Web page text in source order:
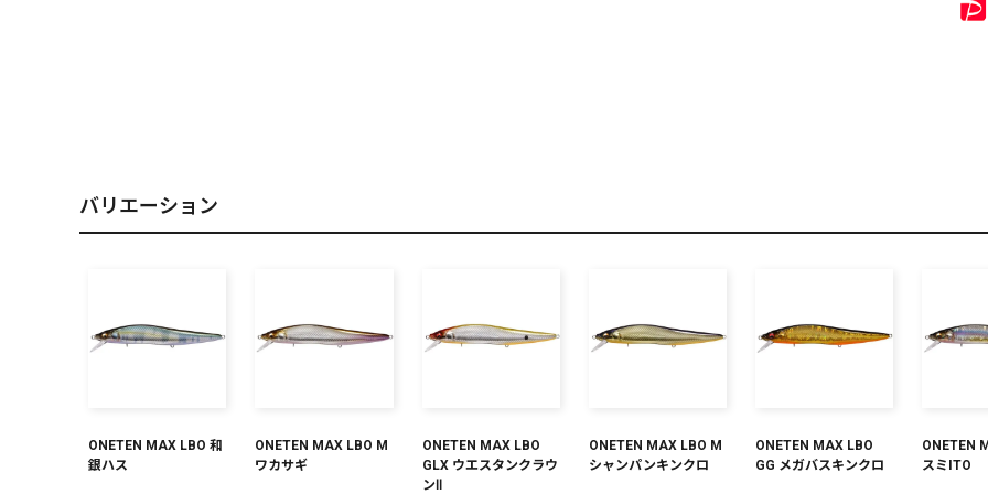
バリエーション
ONETEN MAX LBO 和
銀ハス
ONETEN MAX LBO M
ワカサギ
ONETEN MAX LBO
GLX ウエスタンクラウ
ンⅡ
ONETEN MAX LBO M
シャンパンキンクロ
ONETEN MAX LBO
GG メガバスキンクロ
ONETEN
スミITO